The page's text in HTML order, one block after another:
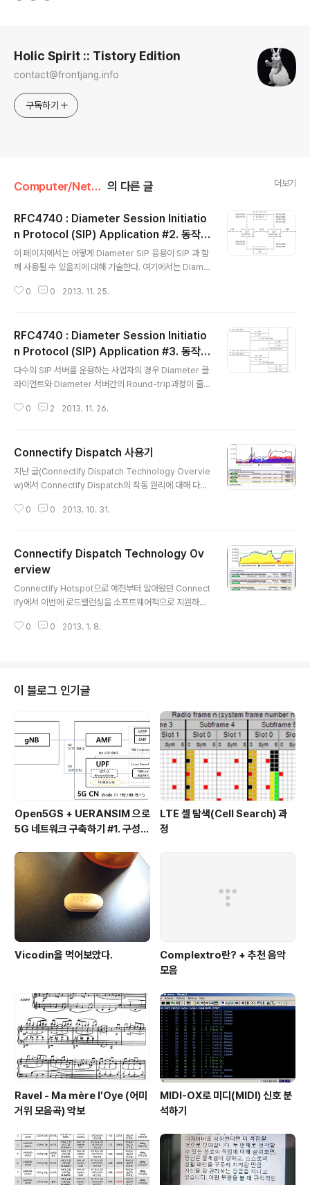
Holic Spirit :: Tistory Edition
contact@frontjang.info
구독하기
Computer/Networking 의 다른 글 더보기
RFC4740 : Diameter Session Initiatio
n Protocol (SIP) Application #2. 동작_
REGISTER
이 페이지에서는 어떻게 Diameter SIP 응용이 SIP 과 함
께 사용될 수 있을지에 대해 기술한다. 여기에서는 DIame
r 메시지의 특정한 매핑을 강요하지 않는다. 대신, AAA에
SIP 응용은 SIP 리소스 사용에 대한 authenticate와 aut
horize를 위해 사용되는, AAA 인프라에 연결되는 인터페
이스가 필요한 경우에 사용될 수 있다. 이 응용은 SIP Use
r Agent와 proxy를 지원하며, 이때, SIP[RFC3261] 인
증 메커니즘에 따라, HTTP Digest Authentication(R
F..
0 0 2013. 11. 25.
RFC4740 : Diameter Session Initiatio
n Protocol (SIP) Application #3. 동작_
Delegated
다수의 SIP 서버를 운용하는 사업자의 경우 Diameter 클
라이언트와 Diameter 서버간의 Round-trip과정이 줄
hentication 검사를 SIP 서버에 위임(deligate)함으로
리오는 Diameter 서버가 Session MD5(MD5-sess)
를 사용하도록 설정된 경우에 적용하지 않는다. 왜냐하면
Diameter 서버는 client nonce로 하여금 H(A1)값을 계
client nonce는 이 시점에서 사용될 수 없을 것이기 때문
0 2 2013. 11. 26.
Connectify Dispatch 사용기
지난 글(Connectify Dispatch Technology Overvie
w)에서 Connectify Dispatch의 작동 원리에 대해 다루
으나 간간히 진행되는 프로모션 기간을 잘 노리면 3만원대
로 설정해놓고 있었는데(위 사진은 그당시의 인터페이스,
현재는 버전이 업그레이드 되어 좀 더 간소한 인터페이스
로 변경됨), 바로 이전 포스팅 때문에 검색 유입 키워드를
살펴보다가 Connectify Dispatch에 대한 꾸준한 유입
이 있어 글을 공개한다. 우선 적어두고 싶은것은, 인터넷에
서 열심히 검색하다보면 이 프로그램과 프로그램에 대한..
0 0 2013. 10. 31.
Connectify Dispatch Technology Ov
erview
Connectify Hotspot으로 예전부터 알아왔던 Connect
ify에서 이번에 로드밸런싱을 소프트웨어적으로 지원하는
식으로 작동하는지 알기 위해 찾아보다가 아래의 본문을
our PCConnectify Dispatch is PC software that l
ets you connect to all available Internet connect
ions simultaneously for their combined..
0 0 2013. 1. 8.
이 블로그 인기글
Open5GS + UERANSIM 으로
5G 네트워크 구축하기 #1. 구성
LTE 셀 탐색(Cell Search) 과
정
Vicodin을 먹어보았다.
Complextro란? + 추천 음악
모음
Ravel - Ma mère l'Oye (어미
거위 모음곡) 악보
MIDI-OX로 미디(MIDI) 신호 분
석하기